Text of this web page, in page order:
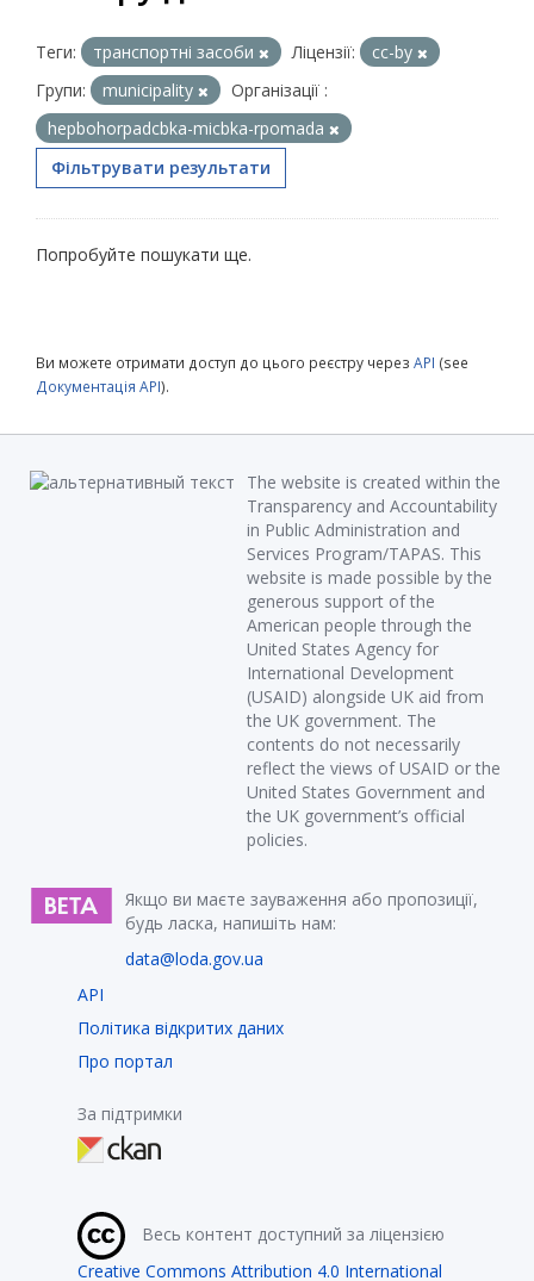
Теги: транспортні засоби Ліцензії:
cc-by
Групи:
municipality
Організації :
hepbohorpadcbka-micbka-rpomada
Фільтрувати результати
Попробуйте пошукати ще.
Ви можете отримати доступ до цього реєстру через API (see
Документація API).
The website is created within the
Transparency and Accountability
in Public Administration and
Services Program/TAPAS. This
website is made possible by the
generous support of the
American people through the
United States Agency for
International Development
(USAID) alongside UK aid from
the UK government. The
contents do not necessarily
reflect the views of USAID or the
United States Government and
the UK government’s official
policies.
Якщо ви маєте зауваження або пропозиції,
будь ласка, напишіть нам:
data@loda.gov.ua
API
Політика відкритих даних
Про портал
За підтримки
Весь контент доступний за ліцензією
Creative Commons Attribution 4.0 International